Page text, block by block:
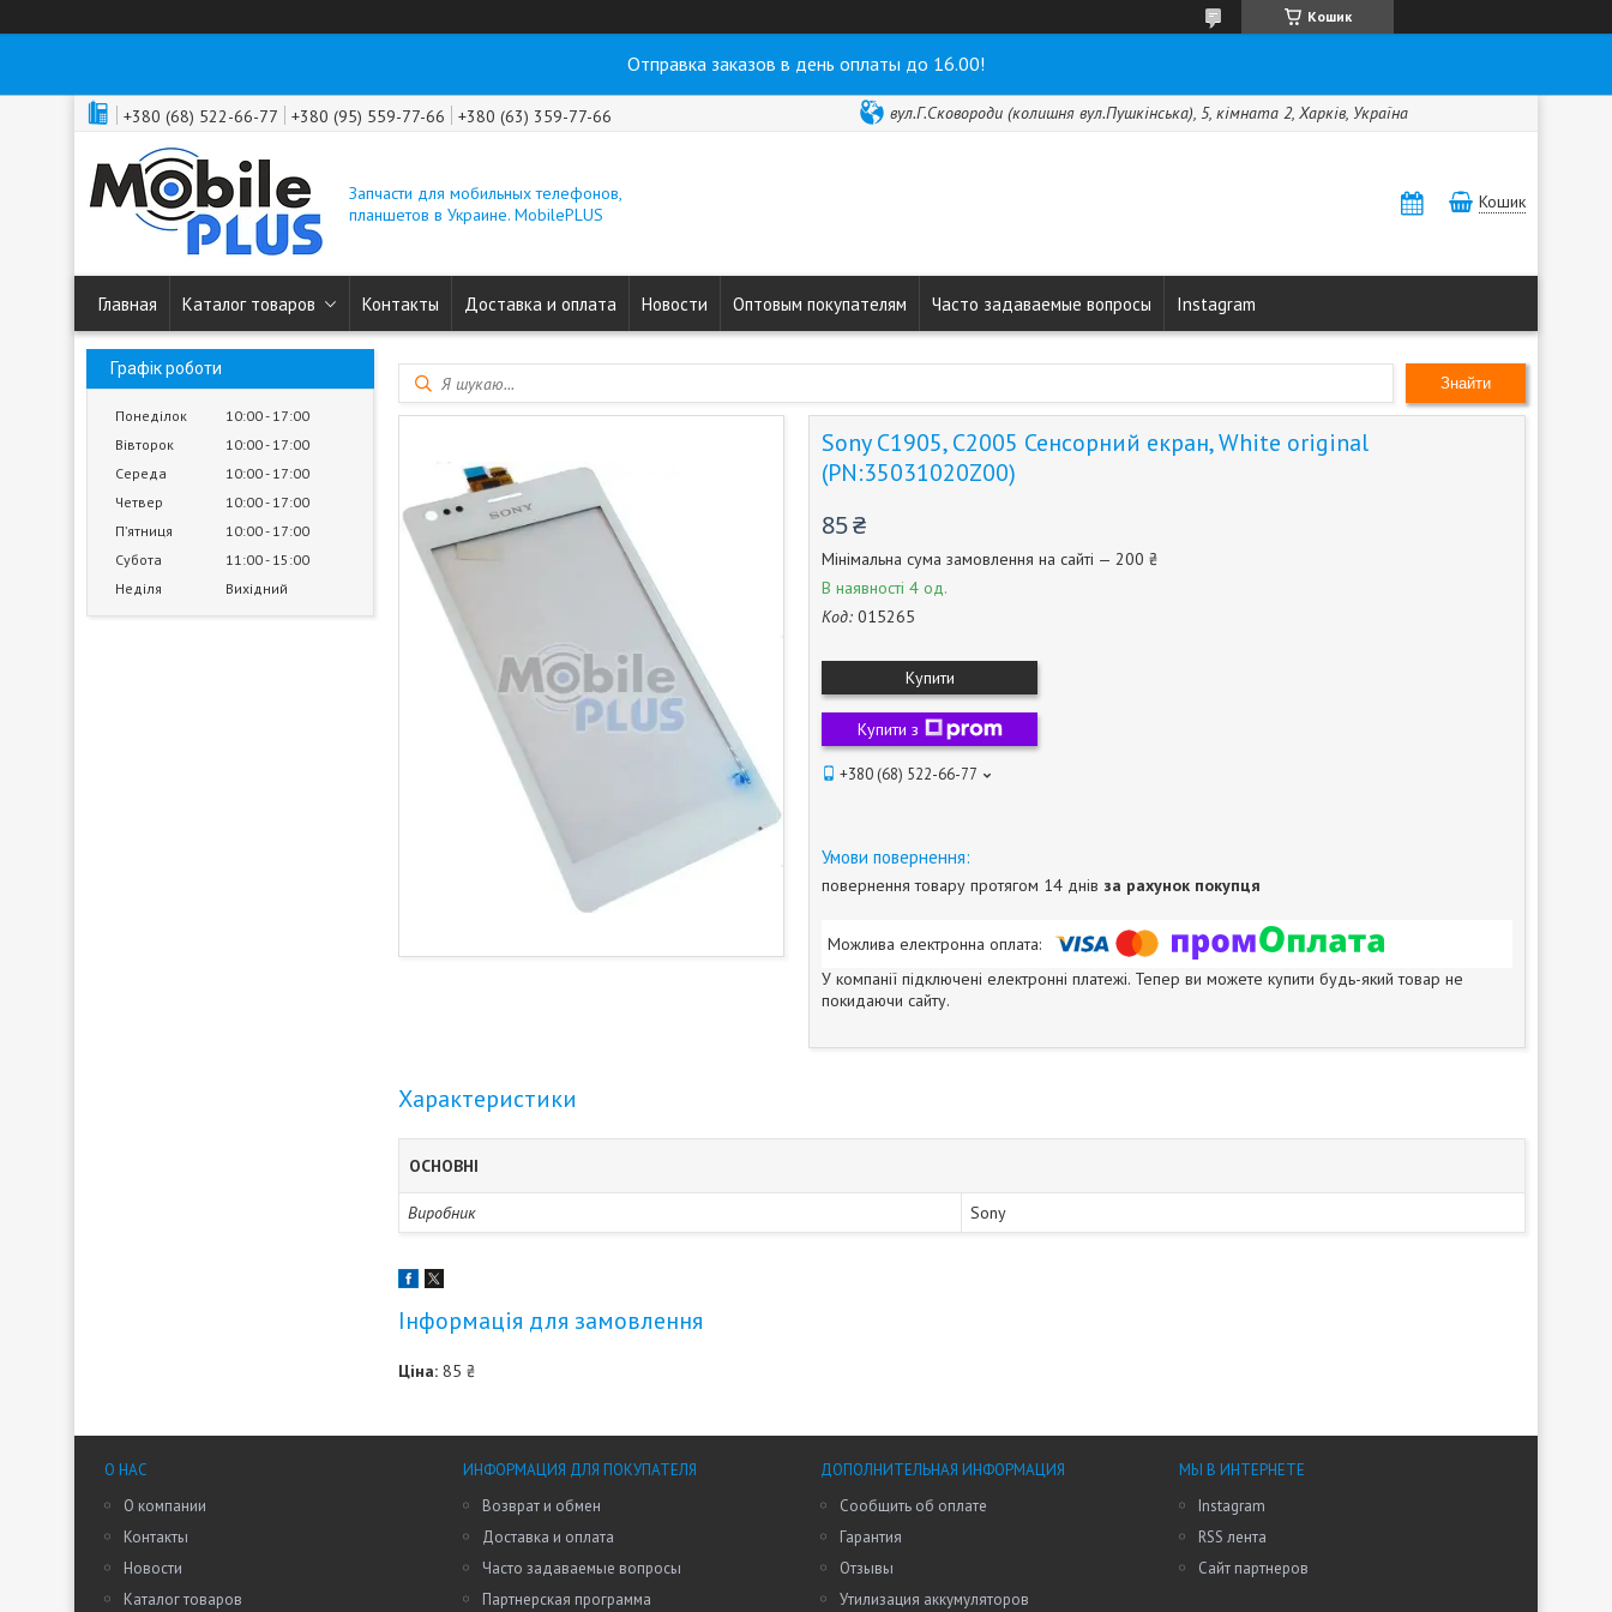
Кошик
Отправка заказов в день оплаты до 16.00!
+380 (68) 522-66-77 +380 (95) 559-77-66 +380 (63) 359-77-66 вул.Г.Сковороди (колишня вул.Пушкінська), 5, кімната 2, Харків, Україна
Запчасти для мобильных телефонов,
планшетов в Украине. MobilePLUS
Кошик
Главная Каталог товаров Контакты Доставка и оплата Новости Оптовым покупателям Часто задаваемые вопросы Instagram
Графік роботи
Понеділок 10:00 17:00
Вівторок
10:00 17:00
Середа
10:00 17:00
Четвер
10:00 17:00
Пʼятниця
10:00 17:00
Субота
11:00 15:00
Неділя
Вихідний
Знайти
Sony C1905, C2005 Сенсорний екран, White original
(PN:35031020Z00)
85 ₴
Мінімальна сума замовлення на сайті — 200 ₴
В наявності 4 од.
Код: 015265
Купити
Купити з
+380 (68) 522-66-77
повернення товару протягом 14 днів за рахунок покупця
У компанії підключені електронні платежі. Тепер ви можете купити будь-який товар не
покидаючи сайту.
Характеристики
ОСНОВНІ
Виробник Sony
Інформація для замовлення
Ціна: 85 ₴
О НАС
О компании
Контакты
Новости
Каталог товаров
ИНФОРМАЦИЯ ДЛЯ ПОКУПАТЕЛЯ
Возврат и обмен
Доставка и оплата
Часто задаваемые вопросы
Партнерская программа
ДОПОЛНИТЕЛЬНАЯ ИНФОРМАЦИЯ
Сообщить об оплате
Гарантия
Отзывы
Утилизация аккумуляторов
МЫ В ИНТЕРНЕТЕ
Instagram
RSS лента
Сайт партнеров